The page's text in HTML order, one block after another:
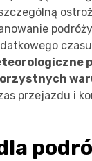
przejazdu i